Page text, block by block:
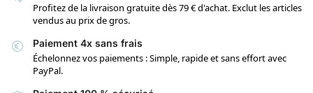
Profitez de la livraison gratuite dès 79 € d'achat. Exclut les articles
vendus au prix de gros.
Paiement 4x sans frais
Échelonnez vos paiements : Simple, rapide et sans effort avec
PayPal.